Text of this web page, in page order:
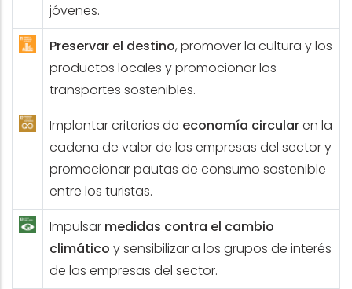
jóvenes.
Preservar el destino, promover la cultura y los
productos locales y promocionar los
transportes sostenibles.
Implantar criterios de economía circularen la
cadena de valor de las empresas del sector y
promocionar pautas de consumo sostenible
entre los turistas.
Impulsar medidas contra el cambio
climático y sensibilizar a los grupos de interés
de las empresas del sector.